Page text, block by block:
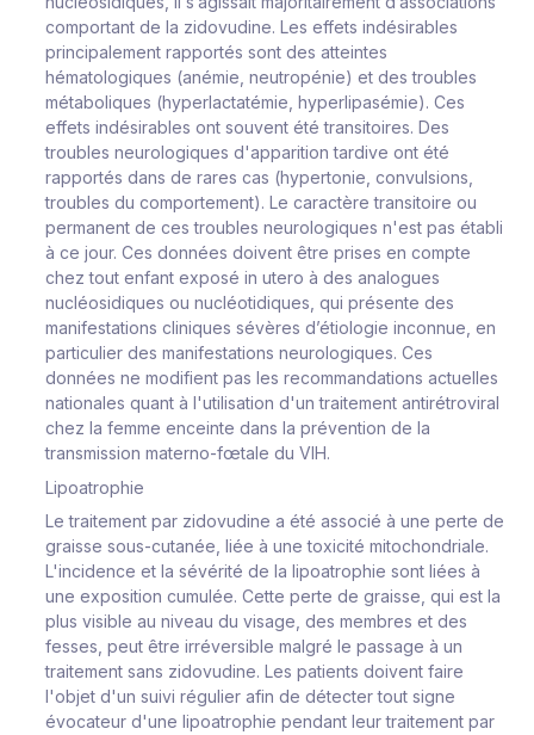
comportant de la zidovudine. Les effets indésirables
principalement rapportés sont des atteintes
hématologiques (anémie, neutropénie) et des troubles
métaboliques (hyperlactatémie, hyperlipasémie). Ces
effets indésirables ont souvent été transitoires. Des
troubles neurologiques d'apparition tardive ont été
rapportés dans de rares cas (hypertonie, convulsions,
troubles du comportement). Le caractère transitoire ou
permanent de ces troubles neurologiques n'est pas établi
à ce jour. Ces données doivent être prises en compte
chez tout enfant exposé in utero à des analogues
nucléosidiques ou nucléotidiques, qui présente des
manifestations cliniques sévères d’étiologie inconnue, en
particulier des manifestations neurologiques. Ces
données ne modifient pas les recommandations actuelles
nationales quant à l'utilisation d'un traitement antirétroviral
chez la femme enceinte dans la prévention de la
transmission materno-fœtale du VIH.
Lipoatrophie
Le traitement par zidovudine a été associé à une perte de
graisse sous-cutanée, liée à une toxicité mitochondriale.
L'incidence et la sévérité de la lipoatrophie sont liées à
une exposition cumulée. Cette perte de graisse, qui est la
plus visible au niveau du visage, des membres et des
fesses, peut être irréversible malgré le passage à un
traitement sans zidovudine. Les patients doivent faire
l'objet d'un suivi régulier afin de détecter tout signe
évocateur d'une lipoatrophie pendant leur traitement par